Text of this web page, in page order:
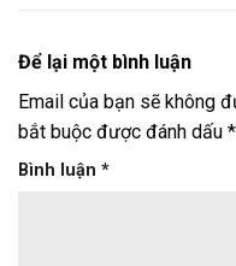
Để lại một bình luận
Email của bạn sẽ không
bắt buộc được đánh dấu *
Bình luận *